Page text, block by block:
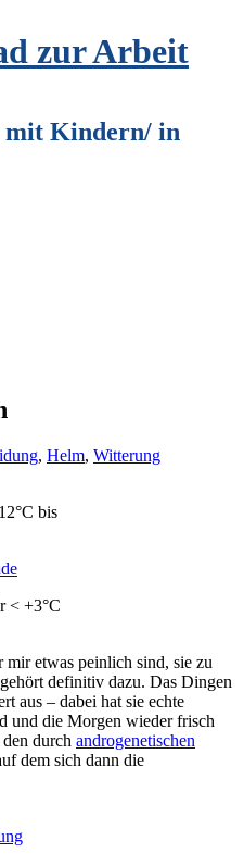
zur Arbeit
mit Kindern/ in
, Helm, Witterung
bis
< +3°C
etwas peinlich sind, sie zu
definitiv dazu. Das Dingen
aus – dabei hat sie echte
und die Morgen wieder frisch
durch androgenetischen
dem sich dann die